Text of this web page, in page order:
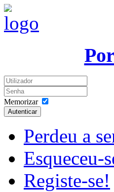
Memorizar
Autenticar
Perdeu a
Esqueceu-
Registe-se!